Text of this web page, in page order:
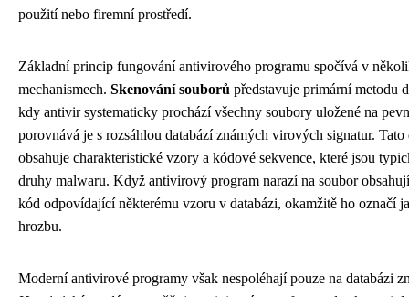
použití nebo firemní prostředí.
Základní princip fungování antivirového programu spočívá v
mechanismech. Skenování souborů představuje primární metodu
kdy antivir systematicky prochází všechny soubory uložené na
porovnává je s rozsáhlou databází známých virových signatur. Tato
obsahuje charakteristické vzory a kódové sekvence, které jsou
druhy malwaru. Když antivirový program narazí na soubor
kód odpovídající některému vzoru v databázi, okamžitě ho označí
hrozbu.
Moderní antivirové programy však nespoléhají pouze na databázi